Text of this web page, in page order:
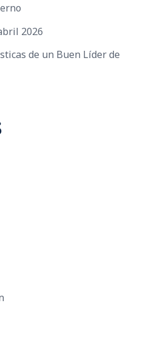
2026
de un Buen Líder de